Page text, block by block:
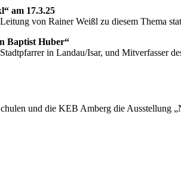
am 17.3.25
von Rainer Weißl zu diesem Thema
Baptist Huber“
in Landau/Isar, und Mitverfasser
und die KEB Amberg die Ausstellung